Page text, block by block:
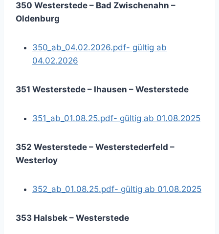
350 Westerstede – Bad Zwischenahn –
Oldenburg
350_ab_04.02.2026.pdf- gültig ab
04.02.2026
351 Westerstede – Ihausen – Westerstede
351_ab_01.08.25.pdf- gültig ab 01.08.2025
352 Westerstede – Westerstederfeld –
Westerloy
352_ab_01.08.25.pdf- gültig ab 01.08.2025
353 Halsbek – Westerstede